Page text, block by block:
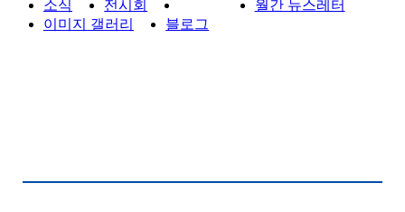
소식 전시회
월간 뉴스레터
이미지 갤러리
블로그